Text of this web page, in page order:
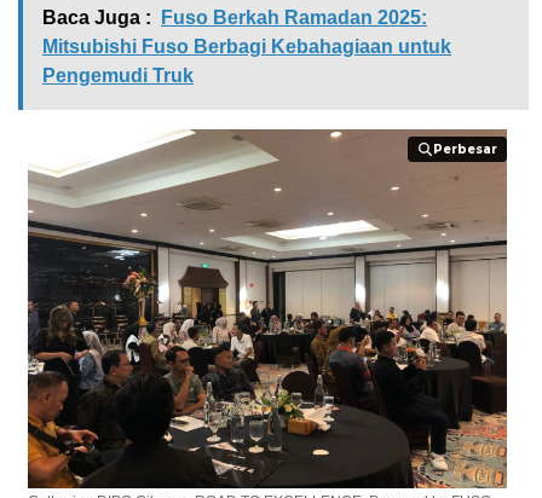
Baca Juga :
Fuso Berkah Ramadan 2025:
Mitsubishi Fuso Berbagi Kebahagiaan untuk
Pengemudi Truk
Perbesar
Perbesar